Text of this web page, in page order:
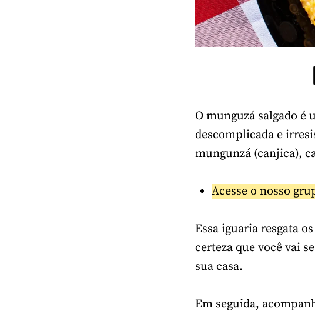
O munguzá salgado é
descomplicada e
mungunzá (canjica),
Acesse o nosso
Essa iguaria resgata
certeza que você vai
sua casa.
Em seguida,